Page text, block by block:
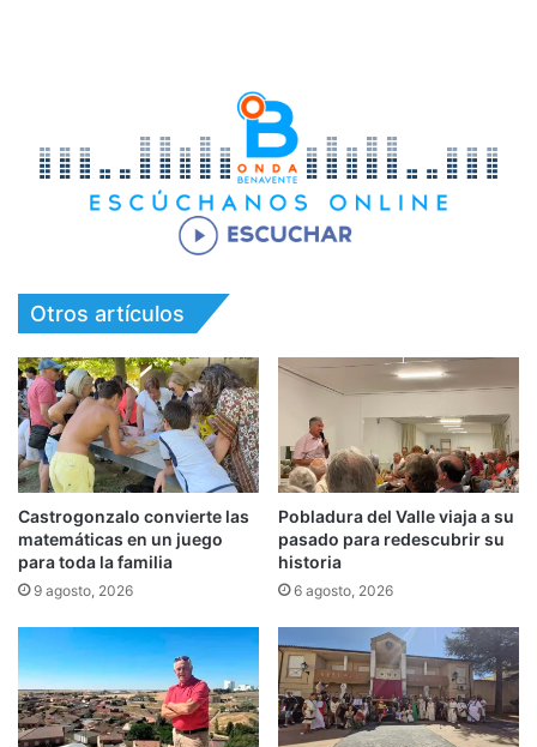
Otros artículos
Castrogonzalo convierte las
matemáticas en un juego
para toda la familia
9 agosto, 2026
Pobladura del Valle viaja a su
pasado para redescubrir su
historia
6 agosto, 2026